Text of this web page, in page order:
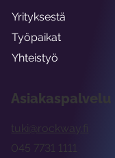
Asiakaspalvelu
tuki@rockway.fi
045 7731 1111
Yrityksestä
Työpaikat
Yhteistyö